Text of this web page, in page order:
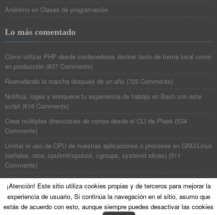
Anónimo en Clases de programación
Lo más comentado
Cómo utilizar PHP desde contenedores docker tanto de forma local como
en producción (837 Comments)
Reanudando la marcha después de un año (725 Comments)
Notifica, logea y enriquece tu experiencia de trabajo en Bash con este
script (616 Comments)
Crear múltiples direcciones de correo desde el CLI de Plesk (534
Comments)
Limitar el uso de CPU de nuestras aplicaciones o procesos en GNU/Linux
(señales, nice, cpulimit/cputool, cgroups, systemd slices) (511
Comments)
©Poesía BinariaAll Rights Reserved. Theme zAlive by zenoven.
¡Atención! Este sitio utiliza cookies propias y de terceros para mejorar la
experiencia de usuario, Si continúa la navegación en el sitio, asumo que
estás de acuerdo con esto, aunque siempre puedes desactivar las cookies